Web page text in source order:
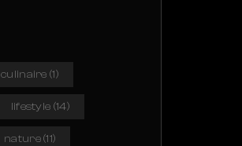
culinaire (1)
lifestyle (14)
nature(11)